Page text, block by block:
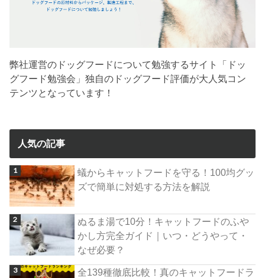
弊社運営のドッグフードについて勉強するサイト「ドッ
グフード勉強会」独自のドッグフード評価が大人気コン
テンツとなっています！
人気の記事
蟻からキャットフードを守る！100均グッ
ズで簡単に対処する方法を解説
ぬるま湯で10分！キャットフードのふや
かし方完全ガイド｜いつ・どうやって・
なぜ必要？
全139種徹底比較！真のキャットフードラ